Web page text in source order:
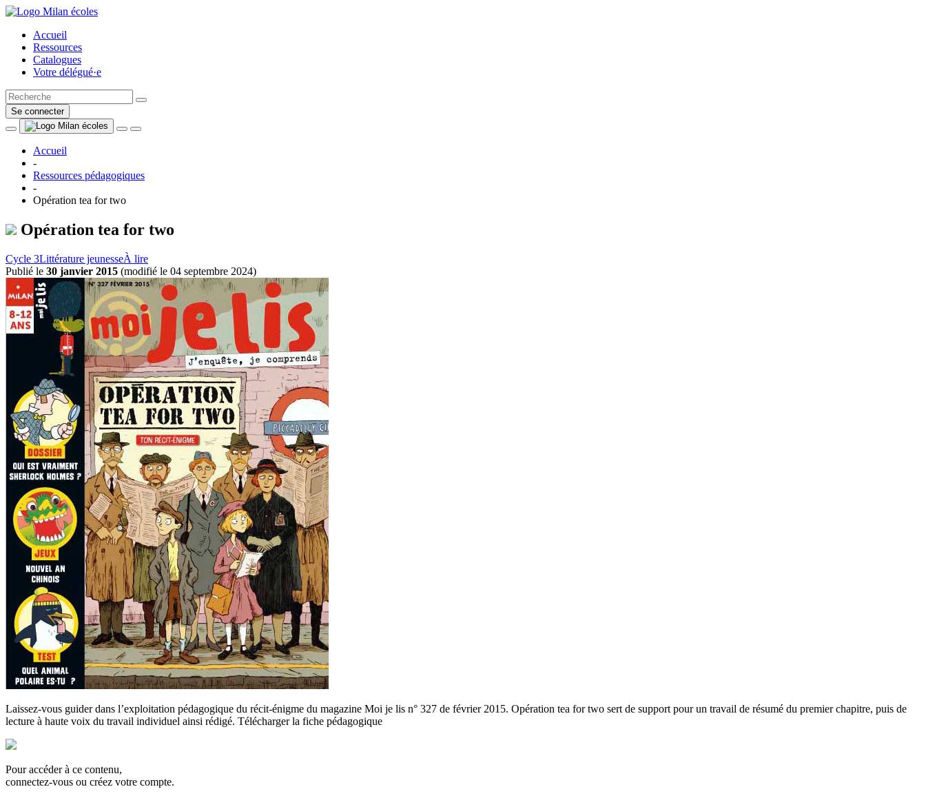
Accueil
Ressources
Catalogues
Votre délégué·e
Se connecter
Accueil
-
Ressources pédagogiques
-
Opération tea for two
Opération tea for two
Cycle 3Littérature jeunesseÀ lire
Publié le 30 janvier 2015 (modifié le 04 septembre 2024)
Laissez-vous guider dans l’exploitation pédagogique du récit-énigme du magazine Moi je lis n° 327 de février 2015. Opération tea for two sert de support pour un travail de résumé du premier chapitre, puis de
lecture à haute voix du travail individuel ainsi rédigé. Télécharger la fiche pédagogique
Pour accéder à ce contenu,
connectez-vous ou créez votre compte.